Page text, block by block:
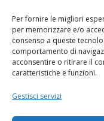
Per fornire le migliori
per memorizzare e/o
consenso a queste
comportamento di
acconsentire o ritirare il
caratteristiche e funzioni.
Gestisci servizi